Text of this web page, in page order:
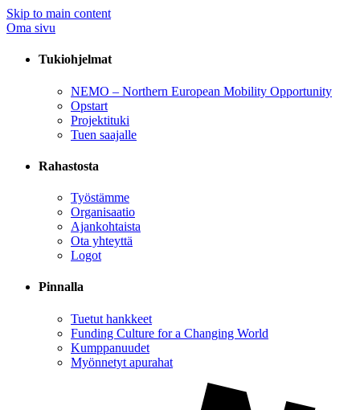
Skip to main content
Oma sivu
Tukiohjelmat
NEMO – Northern European Mobility Opportunity
Opstart
Projektituki
Tuen saajalle
Rahastosta
Työstämme
Organisaatio
Ajankohtaista
Ota yhteyttä
Logot
Pinnalla
Tuetut hankkeet
Funding Culture for a Changing World
Kumppanuudet
Myönnetyt apurahat